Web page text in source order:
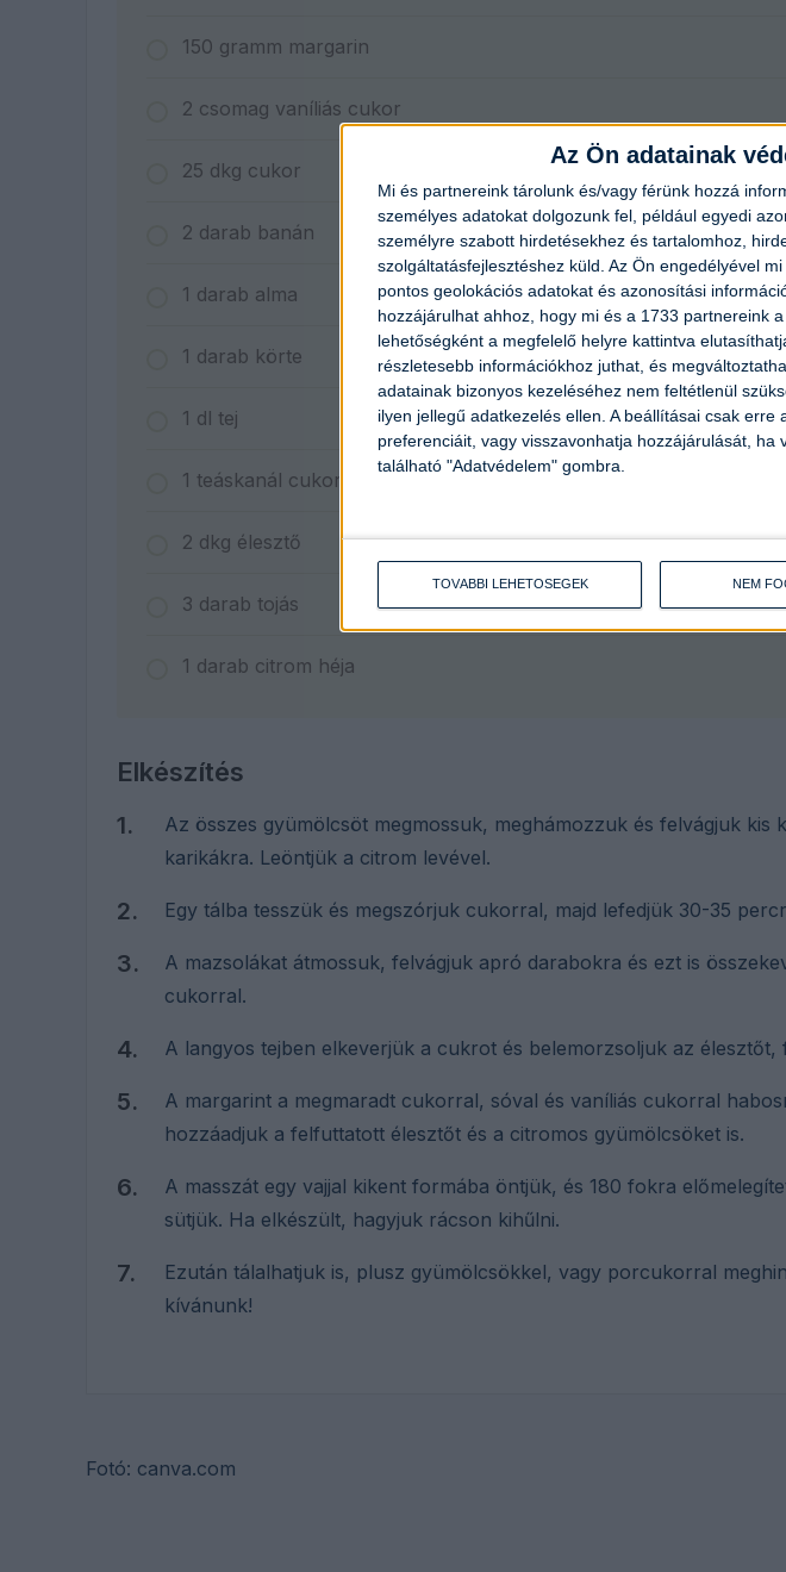
Az Ön adatainak
Mi és partnereink tárolunk és/vagy férünk hozzá
személyes adatokat dolgozunk fel, például egyedi
személyre szabott hirdetésekhez és tartalomhoz,
szolgáltatásfejlesztéshez küld. Az Ön engedélyével
pontos geolokációs adatokat és azonosítási
hozzájárulhat ahhoz, hogy mi és a 1733 partnereink
lehetőségként a megfelelő helyre kattintva
részletesebb információkhoz juthat, és
adatainak bizonyos kezeléséhez nem feltétlenül
ilyen jellegű adatkezelés ellen. A beállításai csak
preferenciáit, vagy visszavonhatja hozzájárulását,
található "Adatvédelem" gombra.
TOVÁBBI LEHETŐSÉGEK NEM
150 gramm margarin
2 csomag vaníliás cukor
25 dkg cukor
2 darab banán
1 darab alma
1 darab körte
1 dl tej
1 teáskanál cukor
2 dkg élesztő
3 darab tojás
1 darab citrom héja
Elkészítés
Az összes gyümölcsöt megmossuk, meghámozzuk és felvágjuk kis
karikákra. Leöntjük a citrom levével.
Egy tálba tesszük és megszórjuk cukorral, majd lefedjük 30-35
A mazsolákat átmossuk, felvágjuk apró darabokra és ezt is
cukorral.
A langyos tejben elkeverjük a cukrot és belemorzsoljuk az élesztőt,
A margarint a megmaradt cukorral, sóval és vaníliás cukorral
hozzáadjuk a felfuttatott élesztőt és a citromos gyümölcsöket is.
A masszát egy vajjal kikent formába öntjük, és 180 fokra
sütjük. Ha elkészült, hagyjuk rácson kihűlni.
Ezután tálalhatjuk is, plusz gyümölcsökkel, vagy porcukorral
kívánunk!
Fotó: canva.com